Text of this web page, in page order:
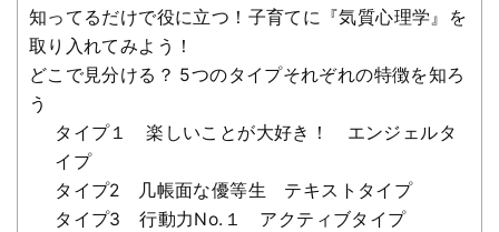
知ってるだけで役に立つ！子育てに『気質心理学』を
取り入れてみよう！
どこで見分ける？ 5つのタイプそれぞれの特徴を知ろ
う
タイプ１ 楽しいことが大好き！ エンジェルタ
イプ
タイプ2 几帳面な優等生 テキストタイプ
タイプ3 行動力No.１ アクティブタイプ